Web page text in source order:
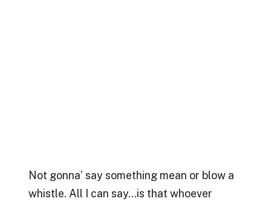
Not gonna’ say something mean or blow a
whistle. All I can say…is that whoever